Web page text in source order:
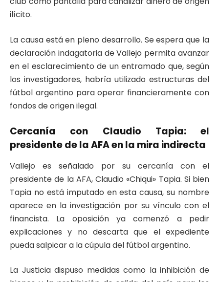
ilícito.
La causa está en pleno desarrollo. Se espera que la
declaración indagatoria de Vallejo permita avanzar
en el esclarecimiento de un entramado que, según
los investigadores, habría utilizado estructuras del
fútbol argentino para operar financieramente con
fondos de origen ilegal.
Cercanía con Claudio Tapia: el
presidente de la AFA en la mira indirecta
Vallejo es señalado por su cercanía con el
presidente de la AFA, Claudio «Chiqui» Tapia. Si bien
Tapia no está imputado en esta causa, su nombre
aparece en la investigación por su vínculo con el
financista. La oposición ya comenzó a pedir
explicaciones y no descarta que el expediente
pueda salpicar a la cúpula del fútbol argentino.
La Justicia dispuso medidas como la inhibición de